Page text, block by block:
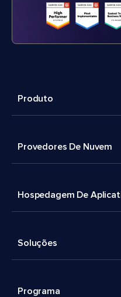
Produto
Provedores De Nuvem
Hospedagem De
Soluções
Programa